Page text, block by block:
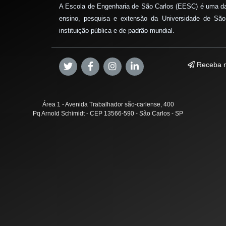
A Escola de Engenharia de São Carlos (EESC) é uma
ensino, pesquisa e extensão da Universidade de
instituição pública e de padrão mundial.
Receba
Área 1 - Avenida Trabalhador são-carlense, 400
Pq Arnold Schimidt - CEP 13566-590 - São Carlos - SP